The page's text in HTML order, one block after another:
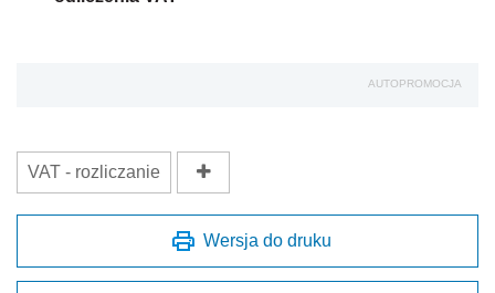
AUTOPROMOCJA
VAT - rozliczanie
Wersja do druku